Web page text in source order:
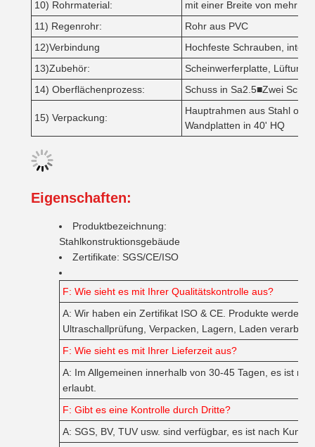
10) Rohrmaterial:
mit einer Breite von mehr
11) Regenrohr:
Rohr aus PVC
12)Verbindung
Hochfeste Schrauben,
13)Zubehör:
Scheinwerferplatte, Lüftung,
14) Oberflächenprozess:
Schuss in Sa2.5■Zwei
15) Verpackung:
Hauptrahmen aus Stahl
Wandplatten in 40' HQ
Eigenschaften:
Produktbezeichnung:
Stahlkonstruktionsgebäude
Zertifikate: SGS/CE/ISO
F: Wie sieht es mit Ihrer Qualitätskontrolle aus?
A: Wir haben ein Zertifikat ISO & CE. Produkte werden
Ultraschallprüfung, Verpacken, Lagern, Laden
F: Wie sieht es mit Ihrer Lieferzeit aus?
A: Im Allgemeinen innerhalb von 30-45 Tagen, es ist
erlaubt.
F: Gibt es eine Kontrolle durch Dritte?
A: SGS, BV, TUV usw. sind verfügbar, es ist nach